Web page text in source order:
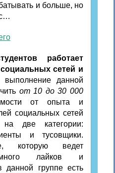
и больше, но
работает
сетей и
данной
от 10 до 30 000
от опыта и
социальных сетей
две категории:
и тусовщики.
которую ведет
много лайков и
данной группе есть